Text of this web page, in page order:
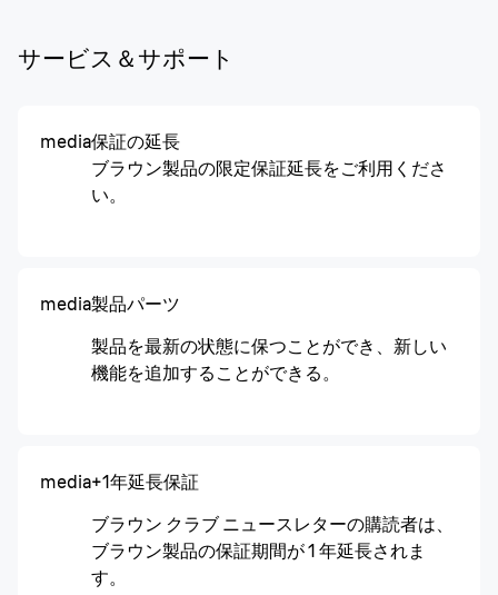
サービス＆サポート
media保証の延長
ブラウン製品の限定保証延長をご利用くださ
い。
media製品パーツ
製品を最新の状態に保つことができ、新しい
機能を追加することができる。
media+1年延長保証
ブラウン クラブ ニュースレターの購読者は、
ブラウン製品の保証期間が 1 年延長されま
す。